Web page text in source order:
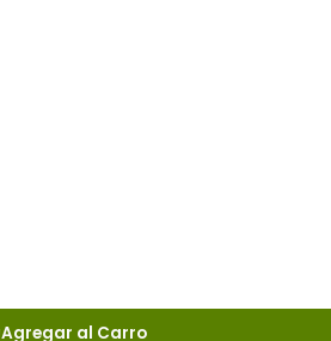
Agregar al Carro